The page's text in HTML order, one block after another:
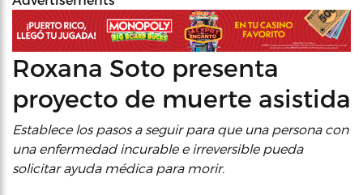
Roxana Soto presenta
proyecto de muerte asistida
Establece los pasos a seguir para que una persona con
una enfermedad incurable e irreversible pueda
solicitar ayuda médica para morir.